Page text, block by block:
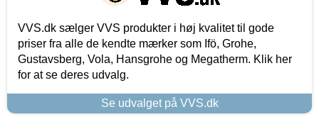
VVS.dk sælger VVS produkter i høj kvalitet til gode
priser fra alle de kendte mærker som Ifö, Grohe,
Gustavsberg, Vola, Hansgrohe og Megatherm. Klik her
for at se deres udvalg.
Se udvalget på VVS.dk